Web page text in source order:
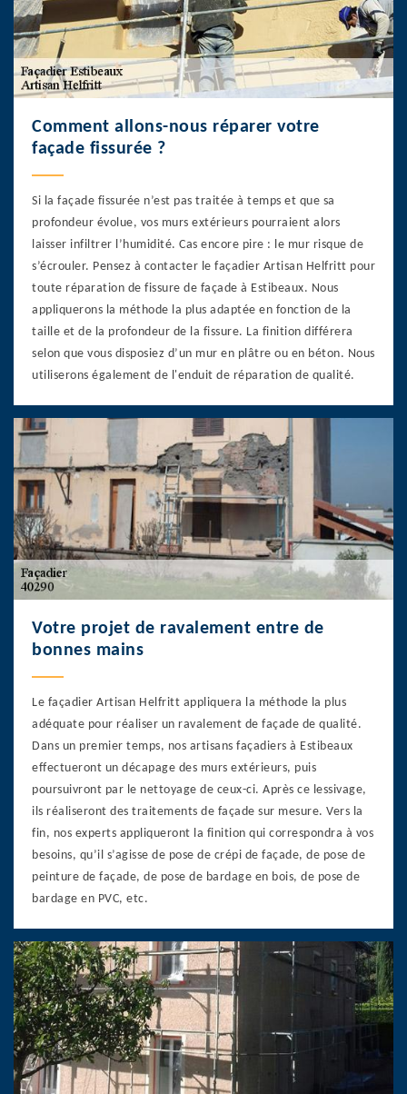
Comment allons-nous réparer votre
façade fissurée ?
Si la façade fissurée n’est pas traitée à temps et que sa
profondeur évolue, vos murs extérieurs pourraient alors
laisser infiltrer l’humidité. Cas encore pire : le mur risque de
s’écrouler. Pensez à contacter le façadier Artisan Helfritt pour
toute réparation de fissure de façade à Estibeaux. Nous
appliquerons la méthode la plus adaptée en fonction de la
taille et de la profondeur de la fissure. La finition différera
selon que vous disposiez d’un mur en plâtre ou en béton. Nous
utiliserons également de l'enduit de réparation de qualité.
Votre projet de ravalement entre de
bonnes mains
Le façadier Artisan Helfritt appliquera la méthode la plus
adéquate pour réaliser un ravalement de façade de qualité.
Dans un premier temps, nos artisans façadiers à Estibeaux
effectueront un décapage des murs extérieurs, puis
poursuivront par le nettoyage de ceux-ci. Après ce lessivage,
ils réaliseront des traitements de façade sur mesure. Vers la
fin, nos experts appliqueront la finition qui correspondra à vos
besoins, qu’il s’agisse de pose de crépi de façade, de pose de
peinture de façade, de pose de bardage en bois, de pose de
bardage en PVC, etc.